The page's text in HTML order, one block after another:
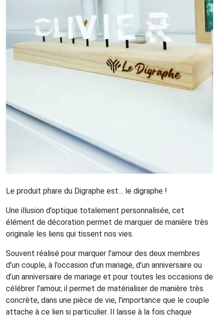
Le produit phare du Digraphe est… le digraphe !
Une illusion d’optique totalement personnalisée, cet
élément de décoration permet de marquer de manière très
originale les liens qui tissent nos vies.
Souvent réalisé pour marquer l’amour des deux membres
d’un couple, à l’occasion d’un mariage, d’un anniversaire ou
d’un anniversaire de mariage et pour toutes les occasions de
célébrer l’amour, il permet de matérialiser de manière très
concrète, dans une pièce de vie, l’importance que le couple
attache à ce lien si particulier. Il laisse à la fois chaque